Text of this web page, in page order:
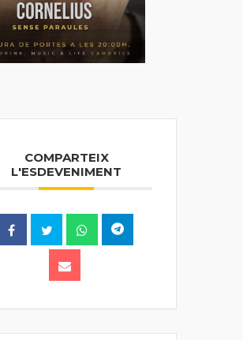
COMPARTEIX
L'ESDEVENIMENT